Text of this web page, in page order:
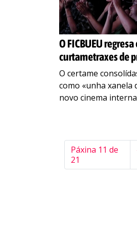
O FICBUEU
curtametraxes de
O certame
como «unha xanela
novo cinema
Páxina 11 de
21